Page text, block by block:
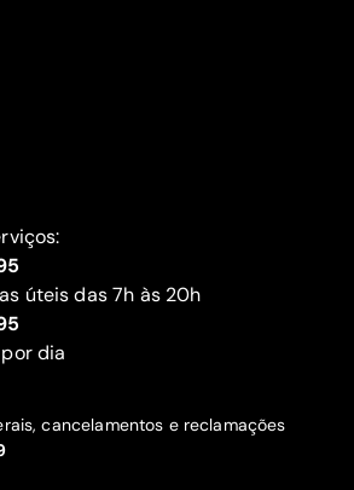
úteis das 7h às 20h
dia
cancelamentos e reclamações